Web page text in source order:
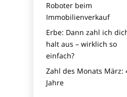
Roboter beim
Immobilien­verkauf
Erbe: Dann zahl ich
halt aus – wirklich so
einfach?
Zahl des Monats März:
Jahre